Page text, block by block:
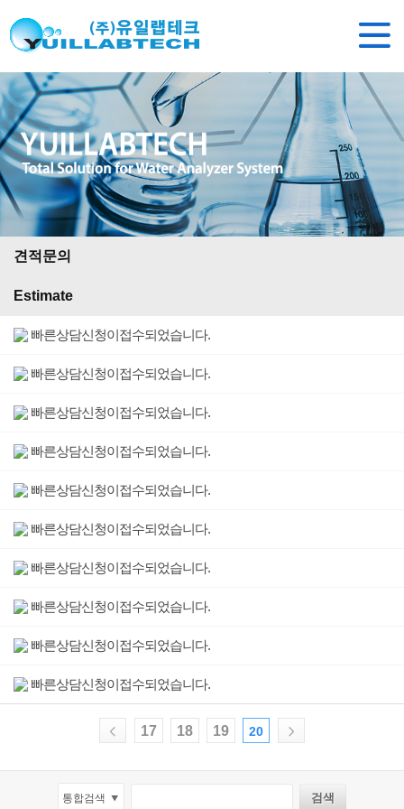
견적문의
Estimate
빠른상담신청이접수되었습니다.
빠른상담신청이접수되었습니다.
빠른상담신청이접수되었습니다.
빠른상담신청이접수되었습니다.
빠른상담신청이접수되었습니다.
빠른상담신청이접수되었습니다.
빠른상담신청이접수되었습니다.
빠른상담신청이접수되었습니다.
빠른상담신청이접수되었습니다.
빠른상담신청이접수되었습니다.
17 18 19 20